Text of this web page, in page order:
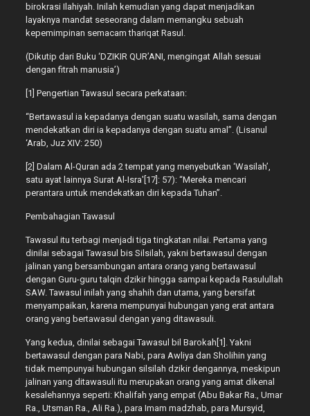
birokrasi Ilahiyah. Inilah kemudian yang dapat menjadikan
layaknya mandat seseorang dalam memangku sebuah
kepemimpinan semacam thariqat Rasul.
(Dikutip dari Buku ‘DZIKIR QUR’ANI, mengingat Allah sesuai
dengan fitrah manusia’)
[1] Pengertian Tawasul secara perkataan:
“Bertawasul ia kepadanya dengan suatu wasilah, sama dengan
mendekatkan diri ia kepadanya dengan suatu amal”. (Lisanul
‘Arab, Juz XIV: 250)
[2] Dalam Al-Quran ada 2 tempat yang menyebutkan ‘Wasilah’,
satu ayat lainnya Surat Al-Isra'[17]: 57): “Mereka mencari
perantara untuk mendekatkan diri kepada Tuhan”.
Pembahagian Tawasul
Tawasul itu terbagi menjadi tiga tingkatan nilai. Pertama yang
dinilai sebagai Tawasul bis Silsilah, yakni bertawasul dengan
jalinan yang bersambungan antara orang yang bertawasul
dengan Guru-guru talqin dzikir hingga sampai kepada Rasulullah
SAW. Tawasul inilah yang shahih dan utama, yang bersifat
menyampaikan, karena mempunyai hubungan yang erat antara
orang yang bertawasul dengan yang ditawasuli.
Yang kedua, dinilai sebagai Tawasul bil Barokah[1]. Yakni
bertawasul dengan para Nabi, para Awliya dan Sholihin yang
tidak mempunyai hubungan silsilah dzikir dengannya, meskipun
jalinan yang ditawasuli itu merupakan orang yang amat dikenal
kesalehannya seperti: Khalifah yang empat (Abu Bakar Ra., Umar
Ra., Utsman Ra., Ali Ra.), para Imam madzhab, para Mursyid,